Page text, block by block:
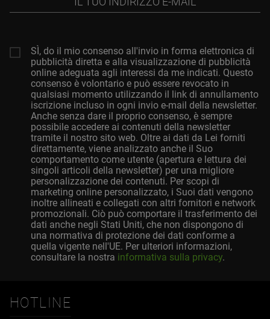
indirizzo
SÌ, do il mio consenso all'invio in forma elettronica di
pubblicità diretta e alla visualizzazione di pubblicità
online adeguata agli interessi da me indicati. Questo
consenso è volontario e può essere revocato in
qualsiasi momento utilizzando il link di annullamento
iscrizione incluso in ogni invio e-mail della newsletter.
Anche senza dare il proprio consenso, è sempre
possibile accedere ai contenuti della newsletter
tramite il nostro sito web. Oltre ai dati da Lei forniti
direttamente, viene analizzato anche il Suo
comportamento come utente (apertura e lettura dei
singoli articoli della newsletter) per una migliore
personalizzazione dei contenuti. Per scopi di
marketing online personalizzato, i Suoi dati vengono
inoltre allineati e collegati con altri fornitori e network
promozionali. Ciò può comportare il trasferimento dei
dati anche negli Stati Uniti, che non dispongono di
una normativa di protezione dei dati conforme a
quella vigente nell'UE. Per ulteriori informazioni,
consultare la nostra informativa sulla privacy.
HOTLINE